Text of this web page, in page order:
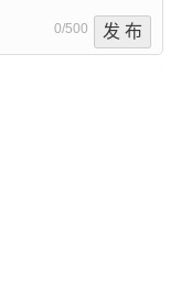
0/500 发 布